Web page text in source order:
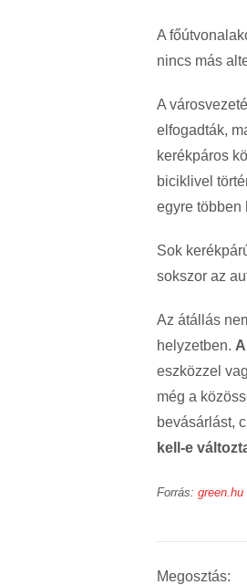
A
nincs más
A
elfogadták,
kerékpáros
biciklivel
egyre többen
Sok
sokszor az
Az átállás
helyzetben.
eszközzel
még a
bevásárlást,
kell-e
Forrás: green.hu
Megosztás: